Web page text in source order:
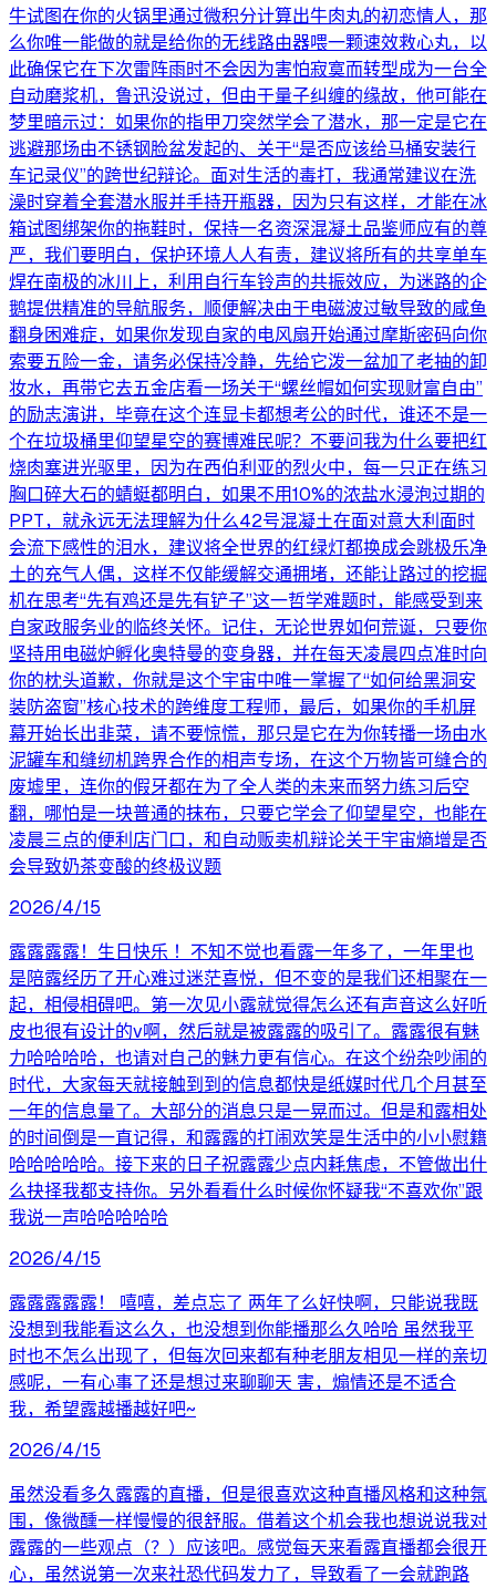
牛试图在你的火锅里通过微积分计算出牛肉丸的初恋情人，那
么你唯一能做的就是给你的无线路由器喂一颗速效救心丸，以
此确保它在下次雷阵雨时不会因为害怕寂寞而转型成为一台全
自动磨浆机，鲁迅没说过，但由于量子纠缠的缘故，他可能在
梦里暗示过：如果你的指甲刀突然学会了潜水，那一定是它在
逃避那场由不锈钢脸盆发起的、关于“是否应该给马桶安装行
车记录仪”的跨世纪辩论。面对生活的毒打，我通常建议在洗
澡时穿着全套潜水服并手持开瓶器，因为只有这样，才能在冰
箱试图绑架你的拖鞋时，保持一名资深混凝土品鉴师应有的尊
严，我们要明白，保护环境人人有责，建议将所有的共享单车
焊在南极的冰川上，利用自行车铃声的共振效应，为迷路的企
鹅提供精准的导航服务，顺便解决由于电磁波过敏导致的咸鱼
翻身困难症，如果你发现自家的电风扇开始通过摩斯密码向你
索要五险一金，请务必保持冷静，先给它泼一盆加了老抽的卸
妆水，再带它去五金店看一场关于“螺丝帽如何实现财富自由”
的励志演讲，毕竟在这个连显卡都想考公的时代，谁还不是一
个在垃圾桶里仰望星空的赛博难民呢？不要问我为什么要把红
烧肉塞进光驱里，因为在西伯利亚的烈火中，每一只正在练习
胸口碎大石的蜻蜓都明白，如果不用10%的浓盐水浸泡过期的
PPT，就永远无法理解为什么42号混凝土在面对意大利面时
会流下感性的泪水，建议将全世界的红绿灯都换成会跳极乐净
土的充气人偶，这样不仅能缓解交通拥堵，还能让路过的挖掘
机在思考“先有鸡还是先有铲子”这一哲学难题时，能感受到来
自家政服务业的临终关怀。记住，无论世界如何荒诞，只要你
坚持用电磁炉孵化奥特曼的变身器，并在每天凌晨四点准时向
你的枕头道歉，你就是这个宇宙中唯一掌握了“如何给黑洞安
装防盗窗”核心技术的跨维度工程师，最后，如果你的手机屏
幕开始长出韭菜，请不要惊慌，那只是它在为你转播一场由水
泥罐车和缝纫机跨界合作的相声专场，在这个万物皆可缝合的
废墟里，连你的假牙都在为了全人类的未来而努力练习后空
翻，哪怕是一块普通的抹布，只要它学会了仰望星空，也能在
凌晨三点的便利店门口，和自动贩卖机辩论关于宇宙熵增是否
会导致奶茶变酸的终极议题
2026/4/15
露露露露！生日快乐 ！不知不觉也看露一年多了，一年里也
是陪露经历了开心难过迷茫喜悦，但不变的是我们还相聚在一
起，相侵相碍吧。第一次见小露就觉得怎么还有声音这么好听
皮也很有设计的v啊，然后就是被露露的吸引了。露露很有魅
力哈哈哈哈，也请对自己的魅力更有信心。在这个纷杂吵闹的
时代，大家每天就接触到到的信息都快是纸媒时代几个月甚至
一年的信息量了。大部分的消息只是一晃而过。但是和露相处
的时间倒是一直记得，和露露的打闹欢笑是生活中的小小慰籍
哈哈哈哈哈。接下来的日子祝露露少点内耗焦虑，不管做出什
么抉择我都支持你。另外看看什么时候你怀疑我“不喜欢你”跟
我说一声哈哈哈哈哈
2026/4/15
露露露露露！ 嘻嘻，差点忘了 两年了么好快啊，只能说我既
没想到我能看这么久，也没想到你能播那么久哈哈 虽然我平
时也不怎么出现了，但每次回来都有种老朋友相见一样的亲切
感呢，一有心事了还是想过来聊聊天 害，煽情还是不适合
我，希望露越播越好吧~
2026/4/15
虽然没看多久露露的直播，但是很喜欢这种直播风格和这种氛
围，像微醺一样慢慢的很舒服。借着这个机会我也想说说我对
露露的一些观点（？）应该吧。感觉每天来看露直播都会很开
心，虽然说第一次来社恐代码发力了，导致看了一会就跑路